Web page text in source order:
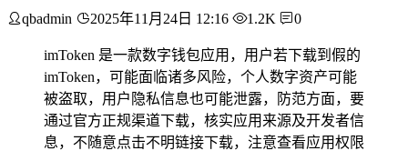
qbadmin 2025年11月24日 12:16 1.2K 0
imToken 是一款数字钱包应用，用户若下载到假的
imToken，可能面临诸多风险，个人数字资产可能
被盗取，用户隐私信息也可能泄露，防范方面，要
通过官方正规渠道下载，核实应用来源及开发者信
息，不随意点击不明链接下载，注意查看应用权限